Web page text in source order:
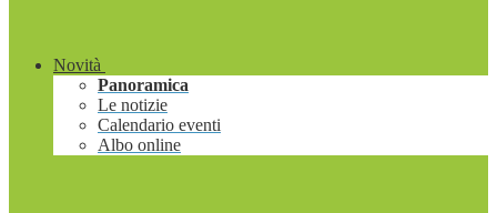
Novità
Panoramica
Le notizie
Calendario eventi
Albo online